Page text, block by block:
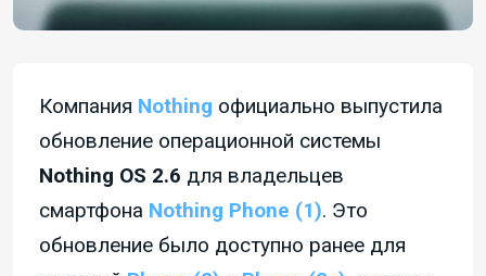
Компания Nothing официально выпустила
обновление операционной системы
Nothing OS 2.6 для владельцев
смартфона Nothing Phone (1). Это
обновление было доступно ранее для